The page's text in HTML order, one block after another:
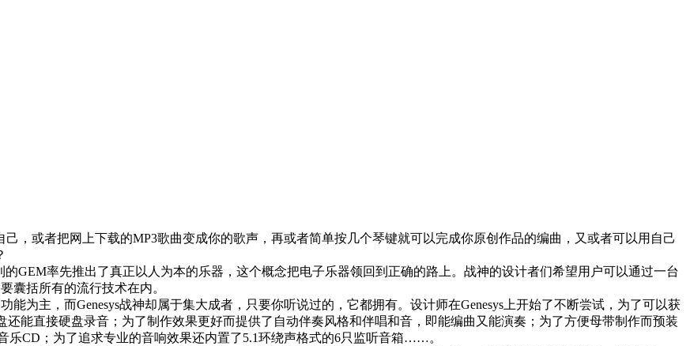
，或者把网上下载的MP3歌曲变成你的歌声，再或者简单按几个琴键就可以完成你原创作品的编曲，又或者可以用自己
GEM率先推出了真正以人为本的乐器，这个概念把电子乐器领回到正确的路上。战神的设计者们希望用户可以通过一台
囊括所有的流行技术在内。
为主，而Genesys战神却属于集大成者，只要你听说过的，它都拥有。设计师在Genesys上开始了不断尝试，为了可以获
能直接硬盘录音；为了制作效果更好而提供了自动伴奏风格和伴唱和音，即能编曲又能演奏；为了方便母带制作而预装
乐CD；为了追求专业的音响效果还内置了5.1环绕声格式的6只监听音箱……。